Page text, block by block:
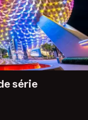
série